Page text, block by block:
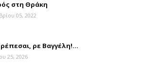
στη Θράκη
05, 2022
ρε Βαγγέλη!...
25, 2026